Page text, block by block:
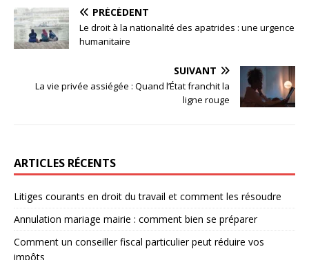
PRÉCÉDENT
Le droit à la nationalité des apatrides : une urgence
humanitaire
SUIVANT
La vie privée assiégée : Quand l’État franchit la
ligne rouge
ARTICLES RÉCENTS
Litiges courants en droit du travail et comment les résoudre
Annulation mariage mairie : comment bien se préparer
Comment un conseiller fiscal particulier peut réduire vos
impôts